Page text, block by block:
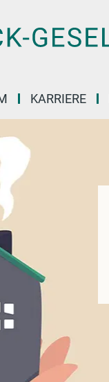
KARRIERE